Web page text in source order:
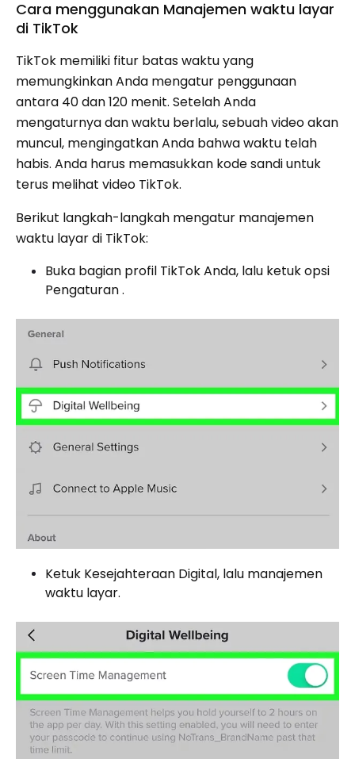
Cara menggunakan Manajemen waktu layar
di TikTok
TikTok memiliki fitur batas waktu yang
memungkinkan Anda mengatur penggunaan
antara 40 dan 120 menit. Setelah Anda
mengaturnya dan waktu berlalu, sebuah video akan
muncul, mengingatkan Anda bahwa waktu telah
habis. Anda harus memasukkan kode sandi untuk
terus melihat video TikTok.
Berikut langkah-langkah mengatur manajemen
waktu layar di TikTok:
Buka bagian profil TikTok Anda, lalu ketuk opsi
Pengaturan .
Ketuk Kesejahteraan Digital, lalu manajemen
waktu layar.